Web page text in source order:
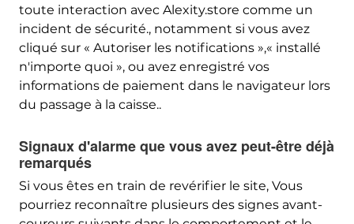
toute interaction avec Alexity.store comme un
incident de sécurité., notamment si vous avez
cliqué sur « Autoriser les notifications »,« installé
n'importe quoi », ou avez enregistré vos
informations de paiement dans le navigateur lors
du passage à la caisse..
Signaux d'alarme que vous avez peut-être déjà
remarqués
Si vous êtes en train de revérifier le site, Vous
pourriez reconnaître plusieurs des signes avant-